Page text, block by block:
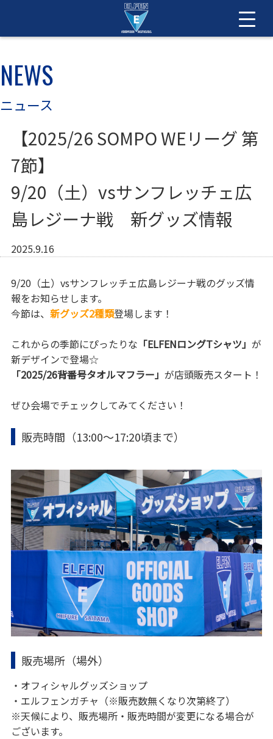
NEWS
ニュース
【2025/26 SOMPO WEリーグ 第
7節】
9/20（土）vsサンフレッチェ広
島レジーナ戦 新グッズ情報
2025.9.16
9/20（土）vsサンフレッチェ広島レジーナ戦のグッズ情
報をお知らせします。
今節は、 新グッズ2種類登場します！
これからの季節にぴったりな 「ELFENロングTシャツ」 が
新デザインで登場☆
「2025/26背番号タオルマフラー」 が店頭販売スタート！
ぜひ会場でチェックしてみてください！
販売時間（13:00～17:20頃まで）
販売場所（場外）
・オフィシャルグッズショップ
・エルフェンガチャ（※販売数無くなり次第終了）
※天候により、販売場所・販売時間が変更になる場合が
ございます。